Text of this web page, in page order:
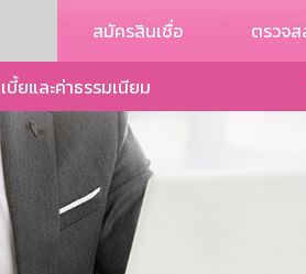
สมัครสินเชื่อ ตรวจส
บี้ยและค่าธรรมเนียม